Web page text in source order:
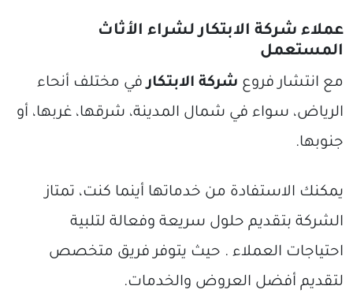
عملاء شركة الابتكار لشراء الأثاث
المستعمل
مع انتشار فروع شركة الابتكارفي مختلف أنحاء
الرياض، سواء في شمال المدينة، شرقها، غربها، أو
جنوبها.
يمكنك الاستفادة من خدماتها أينما كنت، تمتاز
الشركة بتقديم حلول سريعة وفعالة لتلبية
احتياجات العملاء . حيث يتوفر فريق متخصص
لتقديم أفضل العروض والخدمات.